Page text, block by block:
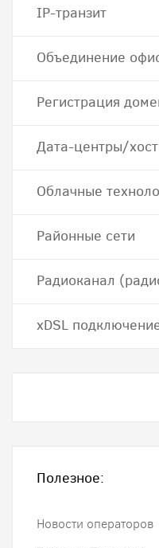
IP-транзит
Объединение
Регистрация
Дата-центры/
Облачные
Районные сети
Радиоканал
хDSL
Полезное:
Новости операторов